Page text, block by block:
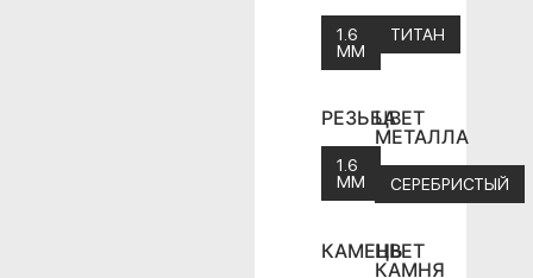
1.6
ММ
ТИТАН
РЕЗЬБА
1.6
ММ
ЦВЕТ
МЕТАЛЛА
СЕРЕБРИСТЫЙ
КАМЕНЬ
ЦВЕТ
КАМНЯ